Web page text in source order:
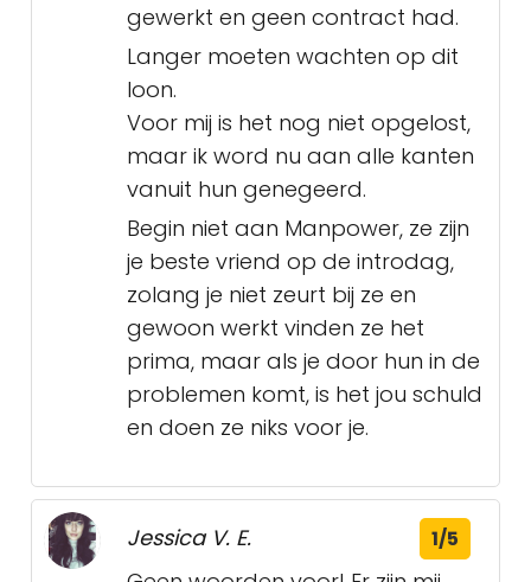
gewerkt en geen contract had.
Langer moeten wachten op dit
loon.
Voor mij is het nog niet opgelost,
maar ik word nu aan alle kanten
vanuit hun genegeerd.
Begin niet aan Manpower, ze zijn
je beste vriend op de introdag,
zolang je niet zeurt bij ze en
gewoon werkt vinden ze het
prima, maar als je door hun in de
problemen komt, is het jou schuld
en doen ze niks voor je.
Jessica V. E. 1/5